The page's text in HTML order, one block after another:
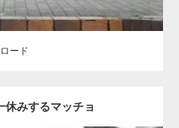
ード
休みするマッチョ